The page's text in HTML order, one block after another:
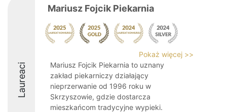
Laureaci
Mariusz Fojcik Piekarnia
Pokaż więcej >>
Mariusz Fojcik Piekarnia to uznany
zakład piekarniczy działający
nieprzerwanie od 1996 roku w
Skrzyszowie, gdzie dostarcza
mieszkańcom tradycyjne wypieki.